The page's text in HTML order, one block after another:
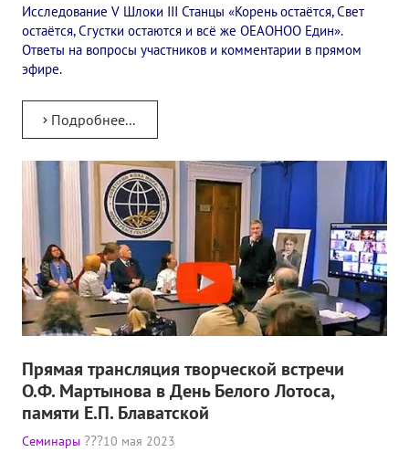
ПОДДЕРЖАТЬ ФОНД
Пожертвовать денежные средства
КОНТАКТЫ
Исследование V Шлоки III Станцы​ «Корень остаётся, Свет
остаётся, Сгустки остаются и всё же OEAOHOO Един».
Ответы на вопросы участников и комментарии в прямом
эфире.
Подробнее...
Прямая трансляция творческой встречи
О.Ф. Мартынова в День Белого Лотоса,
памяти Е.П. Блаватской
Семинары 10 мая 2023